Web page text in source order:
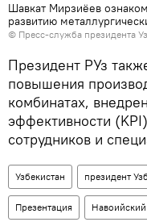
Шавкат Мирзиёев
развитию
© Пресс-служба президента
Президент РУз
повышения
комбинатах,
эффективности
сотрудников и
Узбекистан президент
Презентация